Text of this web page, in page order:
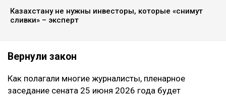
Казахстану не нужны инвесторы, которые «снимут
сливки» – эксперт
Вернули закон
Как полагали многие журналисты, пленарное
заседание сената 25 июня 2026 года будет